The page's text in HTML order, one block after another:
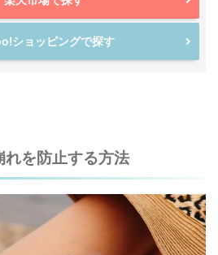
ショッピングで探す
を防止する方法